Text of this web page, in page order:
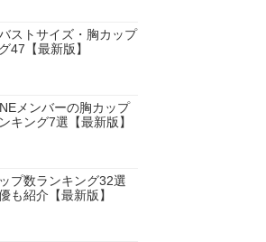
ストサイズ・胸カップ
47【最新版】
メンバーの胸カップ
キング7選【最新版】
プ数ランキング32選
も紹介【最新版】